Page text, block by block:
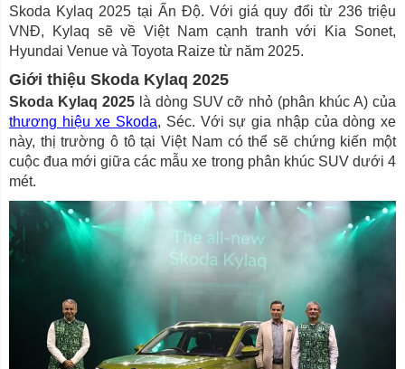
Skoda Kylaq 2025 tại Ấn Độ. Với giá quy đổi từ 236 triệu
VNĐ, Kylaq sẽ về Việt Nam cạnh tranh với Kia Sonet,
Hyundai Venue và Toyota Raize từ năm 2025.
Giới thiệu Skoda Kylaq 2025
Skoda Kylaq 2025là dòng SUV cỡ nhỏ (phân khúc A) của
thương hiệu xe Skoda, Séc. Với sự gia nhập của dòng xe
này, thị trường ô tô tại Việt Nam có thể sẽ chứng kiến một
cuộc đua mới giữa các mẫu xe trong phân khúc SUV dưới 4
mét.